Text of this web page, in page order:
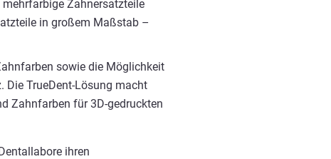
Zahnersatzteile
in großem Maßstab –
sowie die Möglichkeit
TrueDent-Lösung macht
Zahnfarben für 3D-gedruckten
ihren